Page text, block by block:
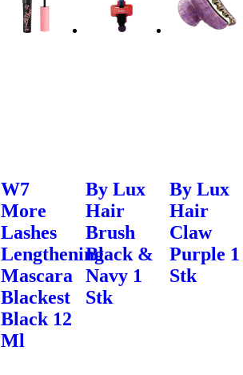
W7
More
Lashes
Lengthening
Mascara
Blackest
Black 12
Ml
By Lux
Hair
Brush
Black &
Navy 1
Stk
By Lux
Hair
Claw
Purple 1
Stk